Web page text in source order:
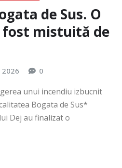
de Sus. O
fost mistuită de
2026 0
unui incendiu izbucnit
Bogata de Sus*
Dej au finalizat o